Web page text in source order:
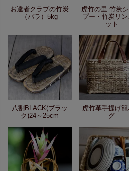
お達者クラブの竹炭
（バラ）5kg
虎竹の里 竹炭
プー・竹炭リン
ット
八割BLACK(ブラッ
ク)24～25cm
虎竹革手提げ籠
グ